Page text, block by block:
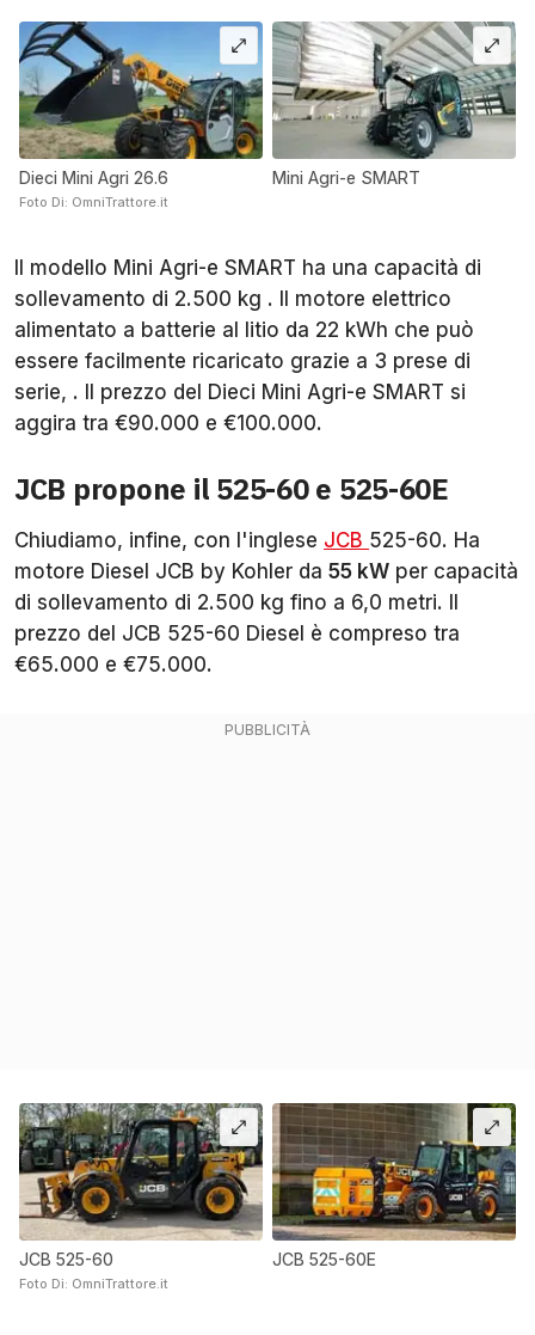
Dieci Mini Agri 26.6
Foto Di: OmniTrattore.it
Mini Agri-e SMART
Il modello Mini Agri-e SMART ha una capacità di
sollevamento di 2.500 kg . Il motore elettrico
alimentato a batterie al litio da 22 kWh che può
essere facilmente ricaricato grazie a 3 prese di
serie, . Il prezzo del Dieci Mini Agri-e SMART si
aggira tra €90.000 e €100.000.
JCB propone il 525-60 e 525-60E
Chiudiamo, infine, con l'inglese JCB 525-60. Ha
motore Diesel JCB by Kohler da 55 kW per capacità
di sollevamento di 2.500 kg fino a 6,0 metri. Il
prezzo del JCB 525-60 Diesel è compreso tra
€65.000 e €75.000.
JCB 525-60
Foto Di: OmniTrattore.it
JCB 525-60E